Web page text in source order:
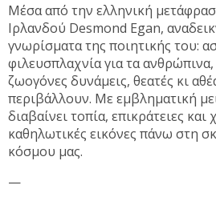
Μέσα από την ελληνική
Ιρλανδού Desmond Egan,
γνωρίσματα της ποιητικής του:
φιλευσπλαχνία για τα ανθρώπινα,
ζωογόνες δυνάμεις, θεατές κι
περιβάλλουν. Με εμβληματική
διαβαίνει τοπία, επικράτειες
καθηλωτικές εικόνες πάνω στη
κόσμου μας.
—